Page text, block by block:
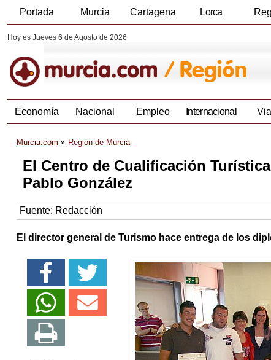
Portada Murcia Cartagena Lorca
Hoy es Jueves 6 de Agosto de 2026
Economía Nacional Empleo Internacional
Murcia.com Región de Murcia
El Centro de Cualificación
Pablo González
Fuente: Redacción
El director general de Turismo hace entrega de los